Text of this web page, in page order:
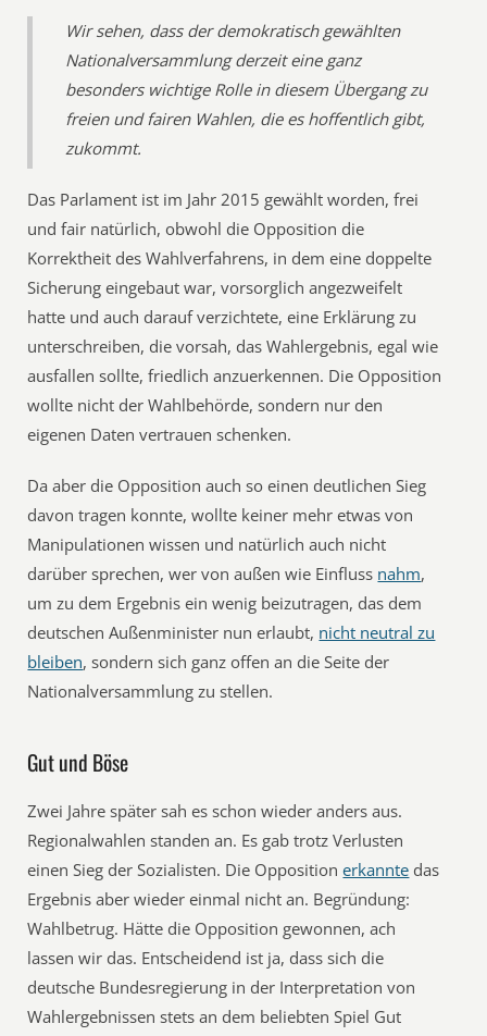
Wir sehen, dass der demokratisch gewählten
Nationalversammlung derzeit eine ganz
besonders wichtige Rolle in diesem Übergang zu
freien und fairen Wahlen, die es hoffentlich gibt,
zukommt.
Das Parlament ist im Jahr 2015 gewählt worden, frei
und fair natürlich, obwohl die Opposition die
Korrektheit des Wahlverfahrens, in dem eine doppelte
Sicherung eingebaut war, vorsorglich angezweifelt
hatte und auch darauf verzichtete, eine Erklärung zu
unterschreiben, die vorsah, das Wahlergebnis, egal wie
ausfallen sollte, friedlich anzuerkennen. Die Opposition
wollte nicht der Wahlbehörde, sondern nur den
eigenen Daten vertrauen schenken.
Da aber die Opposition auch so einen deutlichen Sieg
davon tragen konnte, wollte keiner mehr etwas von
Manipulationen wissen und natürlich auch nicht
darüber sprechen, wer von außen wie Einfluss nahm,
um zu dem Ergebnis ein wenig beizutragen, das dem
deutschen Außenminister nun erlaubt, nicht neutral zu
bleiben, sondern sich ganz offen an die Seite der
Nationalversammlung zu stellen.
Gut und Böse
Zwei Jahre später sah es schon wieder anders aus.
Regionalwahlen standen an. Es gab trotz Verlusten
einen Sieg der Sozialisten. Die Oppositionerkannte das
Ergebnis aber wieder einmal nicht an. Begründung:
Wahlbetrug. Hätte die Opposition gewonnen, ach
lassen wir das. Entscheidend ist ja, dass sich die
deutsche Bundesregierung in der Interpretation von
Wahlergebnissen stets an dem beliebten Spiel Gut